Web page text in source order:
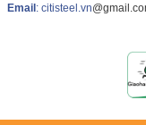
Email: citisteel.vn